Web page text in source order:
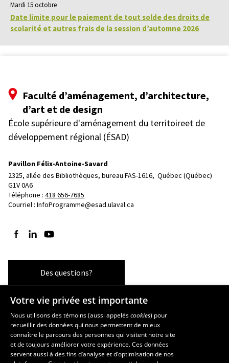
Mardi 15 octobre
Date limite pour le paiement de tout solde des droits de
scolarité et autres frais de la session d’automne 2026
Faculté d’aménagement, d’architecture,
d’art et de design
École supérieure d'aménagement du territoireet de
développement régional (ÉSAD)
Pavillon Félix-Antoine-Savard
2325, allée des Bibliothèques, bureau FAS-1616, Québec (Québec)
G1V 0A6
Téléphone : 418 656-7685
Courriel : InfoProgramme@esad.ulaval.ca
Suivez-nous sur Facebook
Suivez-nous sur LinkedIn
Suivez-nous sur YouTube
Des questions?
Les écoles et la recherche
École supérieure d’aménagement du territoire et de développement
régional
École d’architecture
Votre vie privée est importante
Nous utilisons des témoins (aussi appeléscookies) pour
recueillir des données qui nous permettent de mieux
connaître le parcours des personnes qui visitent notre site
et de toujours améliorer votre expérience. Ces données
servent aussi à des fins d’analyse et d’optimisation de nos